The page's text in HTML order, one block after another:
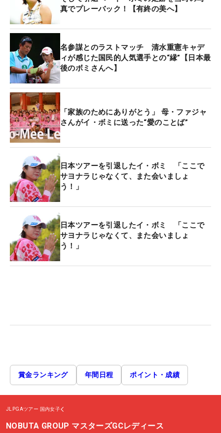
真でプレーバック！【有終の美へ】
名参謀とのラストマッチ 清水重憲キャデ
ィが感じた国民的人気選手との“縁”【日本最
後のボミさんへ】
「家族のためにありがとう」 母・ファジャ
さんがイ・ボミに送った“愛のことば”
日本ツアーを引退したイ・ボミ 「ここで
サヨナラじゃなくて、また会いましょ
う！」
日本ツアーを引退したイ・ボミ 「ここで
サヨナラじゃなくて、また会いましょ
う！」
賞金ランキング 年間日程 ポイント・成績
JLPGAツアー 国内女子
NOBUTA GROUP マスターズGCレディース